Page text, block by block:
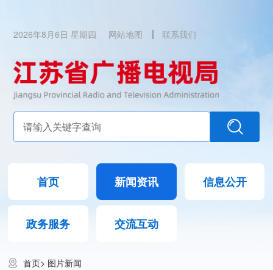
2026年8月6日 星期四 网站地图 联系我们
首页 新闻资讯 信息公开
政务服务 交流互动
首页> 图片新闻